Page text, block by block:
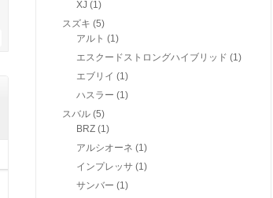
XJ (1)
スズキ (5)
アルト (1)
エスクードストロングハイブリッド (1)
エブリイ (1)
ハスラー (1)
スバル (5)
BRZ (1)
アルシオーネ (1)
インプレッサ (1)
サンバー (1)